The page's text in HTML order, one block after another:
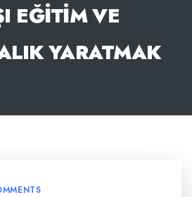
EĞITIM VE
YARATMAK